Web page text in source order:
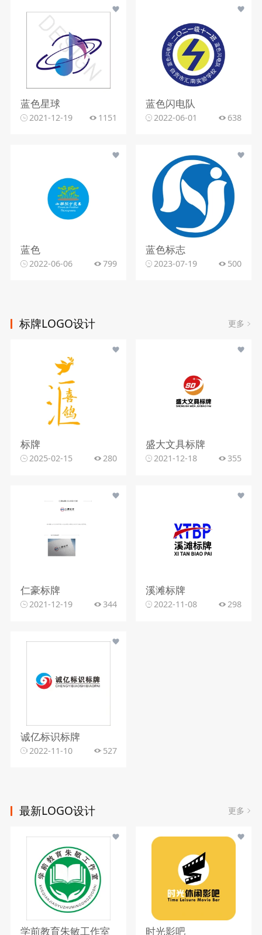
蓝色星球
2021-12-19 1151
蓝色闪电队
2022-06-01 638
蓝色
2022-06-06 799
蓝色标志
2023-07-19 500
标牌LOGO设计 更多
标牌
2025-02-15 280
盛大文具标牌
2021-12-18 355
仁豪标牌
2021-12-19 344
溪滩标牌
2022-11-08 298
诚亿标识标牌
2022-11-10 527
最新LOGO设计 更多
学前教育朱敏工作室 时光影吧